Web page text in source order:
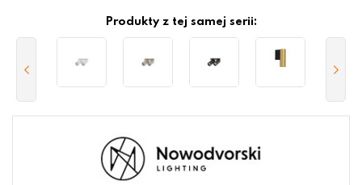
Produkty z tej samej serii: